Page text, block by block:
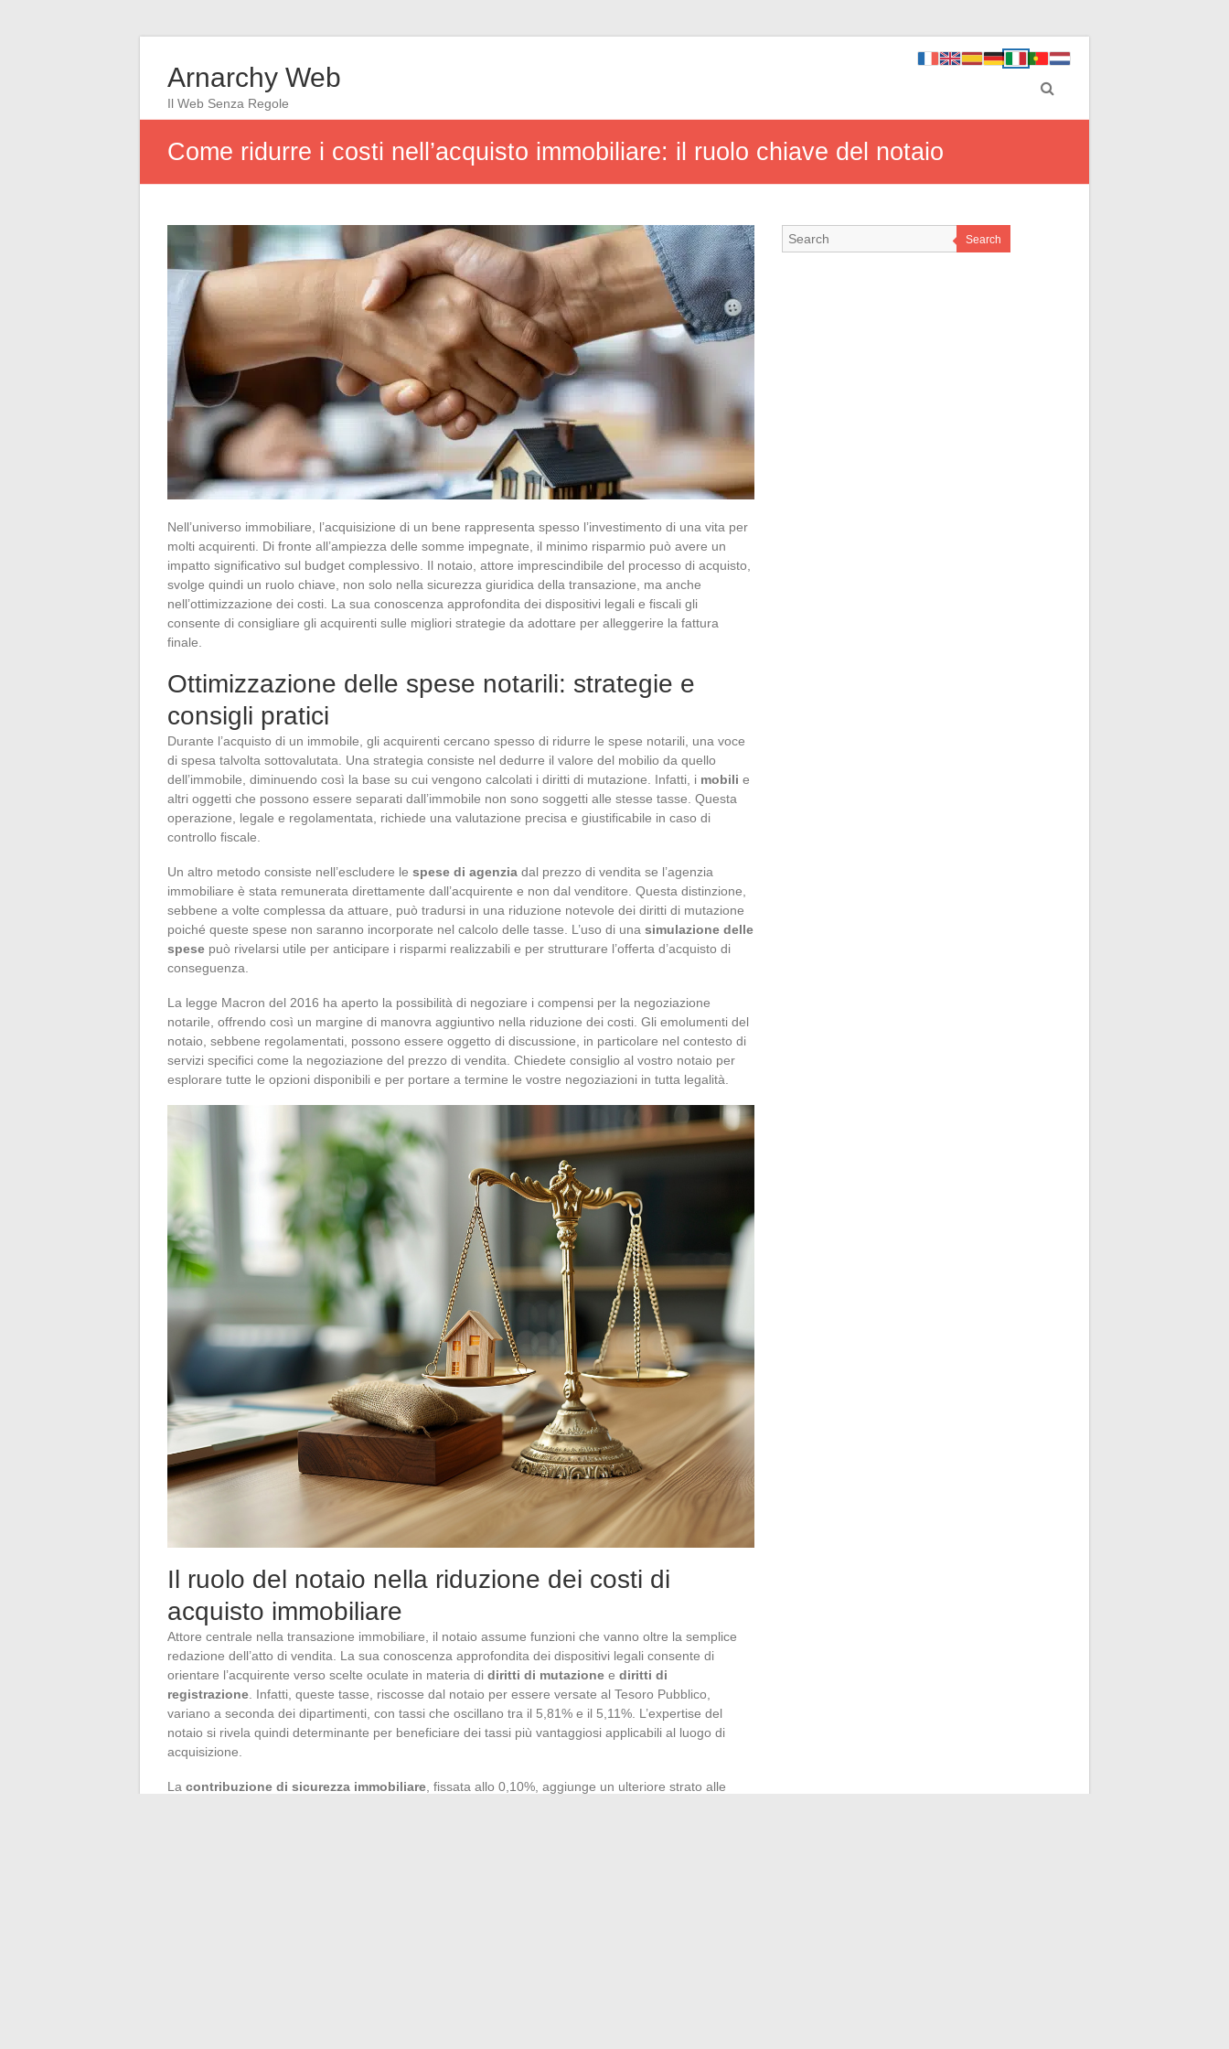
Arnarchy Web
Il Web Senza Regole
Come ridurre i costi nell’acquisto immobiliare: il ruolo chiave del notaio
Nell’universo immobiliare, l’acquisizione di un bene rappresenta spesso l’investimento di una vita per
molti acquirenti. Di fronte all’ampiezza delle somme impegnate, il minimo risparmio può avere un
impatto significativo sul budget complessivo. Il notaio, attore imprescindibile del processo di acquisto,
svolge quindi un ruolo chiave, non solo nella sicurezza giuridica della transazione, ma anche
nell’ottimizzazione dei costi. La sua conoscenza approfondita dei dispositivi legali e fiscali gli
consente di consigliare gli acquirenti sulle migliori strategie da adottare per alleggerire la fattura
finale.
Ottimizzazione delle spese notarili: strategie e
consigli pratici
Durante l’acquisto di un immobile, gli acquirenti cercano spesso di ridurre le spese notarili, una voce
di spesa talvolta sottovalutata. Una strategia consiste nel dedurre il valore del mobilio da quello
dell’immobile, diminuendo così la base su cui vengono calcolati i diritti di mutazione. Infatti, i mobili e
altri oggetti che possono essere separati dall’immobile non sono soggetti alle stesse tasse. Questa
operazione, legale e regolamentata, richiede una valutazione precisa e giustificabile in caso di
controllo fiscale.
Un altro metodo consiste nell’escludere le spese di agenzia dal prezzo di vendita se l’agenzia
immobiliare è stata remunerata direttamente dall’acquirente e non dal venditore. Questa distinzione,
sebbene a volte complessa da attuare, può tradursi in una riduzione notevole dei diritti di mutazione
poiché queste spese non saranno incorporate nel calcolo delle tasse. L’uso di una simulazione delle
spese può rivelarsi utile per anticipare i risparmi realizzabili e per strutturare l’offerta d’acquisto di
conseguenza.
La legge Macron del 2016 ha aperto la possibilità di negoziare i compensi per la negoziazione
notarile, offrendo così un margine di manovra aggiuntivo nella riduzione dei costi. Gli emolumenti del
notaio, sebbene regolamentati, possono essere oggetto di discussione, in particolare nel contesto di
servizi specifici come la negoziazione del prezzo di vendita. Chiedete consiglio al vostro notaio per
esplorare tutte le opzioni disponibili e per portare a termine le vostre negoziazioni in tutta legalità.
Il ruolo del notaio nella riduzione dei costi di
acquisto immobiliare
Attore centrale nella transazione immobiliare, il notaio assume funzioni che vanno oltre la semplice
redazione dell’atto di vendita. La sua conoscenza approfondita dei dispositivi legali consente di
orientare l’acquirente verso scelte oculate in materia di diritti di mutazione e diritti di
registrazione . Infatti, queste tasse, riscosse dal notaio per essere versate al Tesoro Pubblico,
variano a seconda dei dipartimenti, con tassi che oscillano tra il 5,81% e il 5,11%. L’expertise del
notaio si rivela quindi determinante per beneficiare dei tassi più vantaggiosi applicabili al luogo di
acquisizione.
La contribuzione di sicurezza immobiliare , fissata allo 0,10%, aggiunge un ulteriore strato alle
Search